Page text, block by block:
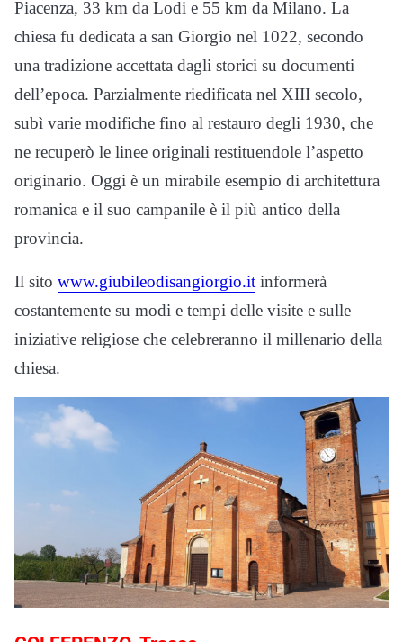
Piacenza, 33 km da Lodi e 55 km da Milano. La
chiesa fu dedicata a san Giorgio nel 1022, secondo
una tradizione accettata dagli storici su documenti
dell’epoca. Parzialmente riedificata nel XIII secolo,
subì varie modifiche fino al restauro degli 1930, che
ne recuperò le linee originali restituendole l’aspetto
originario. Oggi è un mirabile esempio di architettura
romanica e il suo campanile è il più antico della
provincia.
Il sito www.giubileodisangiorgio.it informerà
costantemente su modi e tempi delle visite e sulle
iniziative religiose che celebreranno il millenario della
chiesa.